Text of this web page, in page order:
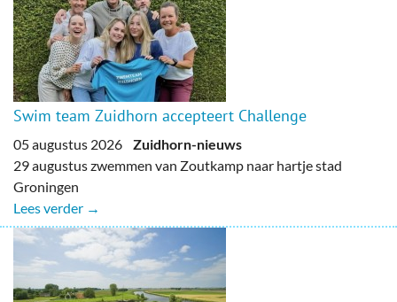
Swim team Zuidhorn accepteert Challenge
05 augustus 2026 Zuidhorn-nieuws
29 augustus zwemmen van Zoutkamp naar hartje stad
Groningen
Lees verder →